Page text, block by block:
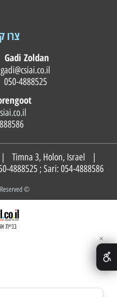
צרו
Gadi Zoldan
| Timna 3, Holon, Israel |
4888525 ; Sari: 054-4888586
© All Rights Reserved
בניית
✕